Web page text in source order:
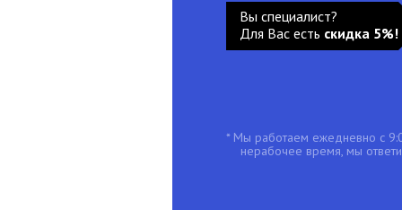
Вы специалист?
Для Вас есть скидка 5%!
* Мы работаем ежедневно с
нерабочее время, мы